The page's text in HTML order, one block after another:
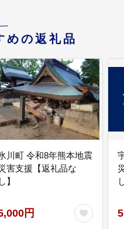
めの返礼品
川町 令和8年熊本地震
害支援【返礼品な
し】
円